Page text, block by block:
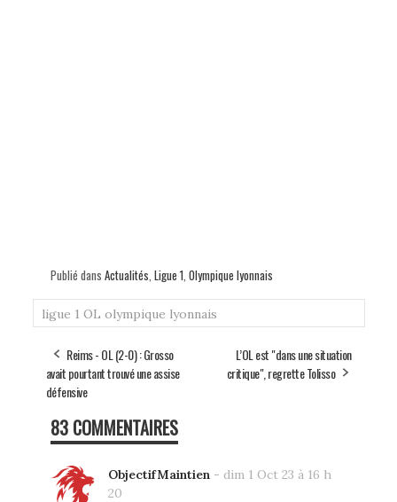
Publié dans Actualités Ligue 1 Olympique lyonnais
ligue 1 OL olympique lyonnais
Reims - OL (2-0) : Grosso
avait pourtant trouvé une assise
défensive
L’OL est "dans une situation
critique", regrette Tolisso
83 COMMENTAIRES
ObjectifMaintien - dim 1 Oct 23 à 16 h
20